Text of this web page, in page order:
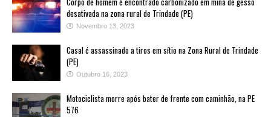
desativada na zona rural de Trindade (PE)
Novembro 13, 2023
Casal é assassinado a tiros em sítio na Zona Rural de Trindade
(PE)
Outubro 16, 2023
Motociclista morre após bater de frente com caminhão, na PE
576